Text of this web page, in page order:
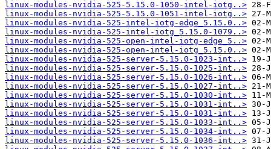
linux-modules-nvidia-525-5.15.0-1050-intel-iotg..>
linux-modules-nvidia-525-5.15.0-1051-intel-iotg..>
linux-modules-nvidia-525-intel-iotg-edge_5.15.0..>
linux-modules-nvidia-525-intel-iotg_5.15.0-1079..>
linux-modules-nvidia-525-open-intel-iotg-edge_5..>
linux-modules-nvidia-525-open-intel-iotg_5.15.0..>
linux-modules-nvidia-525-server-5.15.0-1023-int..>
linux-modules-nvidia-525-server-5.15.0-1025-int..>
linux-modules-nvidia-525-server-5.15.0-1026-int..>
linux-modules-nvidia-525-server-5.15.0-1027-int..>
linux-modules-nvidia-525-server-5.15.0-1030-int..>
linux-modules-nvidia-525-server-5.15.0-1031-int..>
linux-modules-nvidia-525-server-5.15.0-1031-int..>
linux-modules-nvidia-525-server-5.15.0-1033-int..>
linux-modules-nvidia-525-server-5.15.0-1034-int..>
linux-modules-nvidia-525-server-5.15.0-1036-int..>